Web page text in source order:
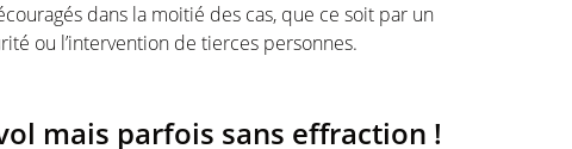
dans la moitié des cas, que ce soit par un
ou l’intervention de tierces personnes.
mais parfois sans effraction !